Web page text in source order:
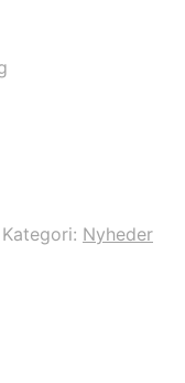
Kategori: Nyheder